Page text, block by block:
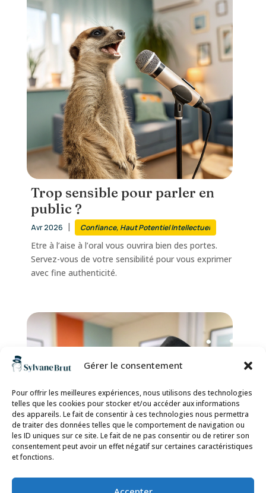
Gérer le consentement
Pour offrir les meilleures expériences, nous utilisons des technologies
telles que les cookies pour stocker et/ou accéder aux informations
des appareils. Le fait de consentir à ces technologies nous permettra
de traiter des données telles que le comportement de navigation ou
les ID uniques sur ce site. Le fait de ne pas consentir ou de retirer son
consentement peut avoir un effet négatif sur certaines caractéristiques
et fonctions.
Trop sensible pour parler en
public ?
Avr 2026 | Confiance, Haut Potentiel Intellectuel
Etre à l’aise à l’oral vous ouvrira bien des portes.
Servez-vous de votre sensibilité pour vous exprimer
avec fine authenticité.